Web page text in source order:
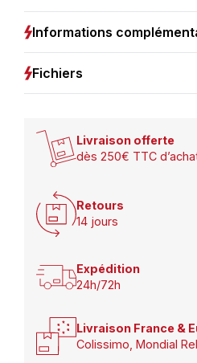
noir
3W
Informations
Fichiers
Livraison offerte
dès 250€ TTC
Retours
14 jours
Expédition
24h/72h
Livraison France &
Colissimo, Mondial